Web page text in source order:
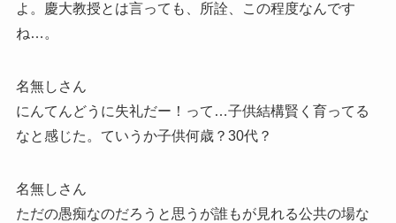
よ。慶大教授とは言っても、所詮、この程度なんです
ね…。
名無しさん
にんてんどうに失礼だー！って…子供結構賢く育ってる
なと感じた。ていうか子供何歳？30代？
名無しさん
ただの愚痴なのだろうと思うが誰もが見れる公共の場な